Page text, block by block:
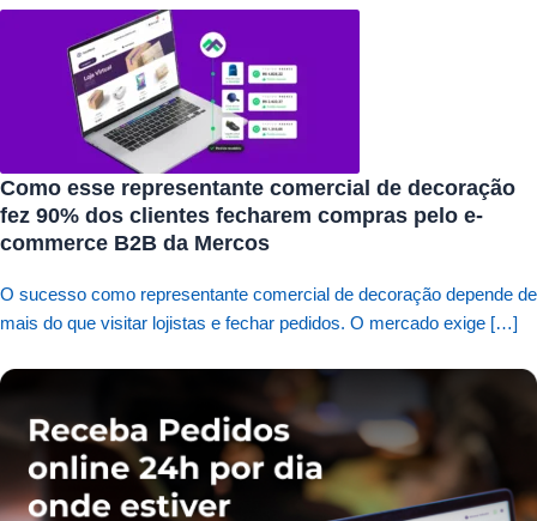
Como esse representante comercial de decoração
fez 90% dos clientes fecharem compras pelo e-
commerce B2B da Mercos
O sucesso como representante comercial de decoração depende de
mais do que visitar lojistas e fechar pedidos. O mercado exige […]